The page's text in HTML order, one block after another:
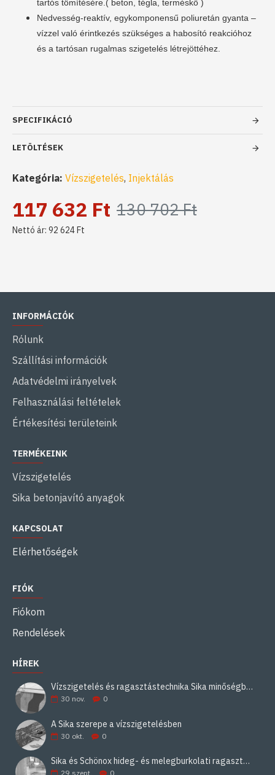
tartós tömítésére.( beton, tégla, terméskő )
Nedvesség-reaktív, egykomponensű poliuretán gyanta –
vízzel való érintkezés szükséges a habosító reakcióhoz
és a tartósan rugalmas szigetelés létrejöttéhez.
SPECIFIKÁCIÓ
LETÖLTÉSEK
Kategória: Vízszigetelés, Injektálás
117 632 Ft 130 702 Ft
Nettó ár: 92 624 Ft
INFORMÁCIÓK
Rólunk
Szállítási információk
Adatvédelmi irányelvek
Felhasználási feltételek
Értékesítési területeink
TERMÉKEINK
Vízszigetelés
Sika betonjavító anyagok
KAPCSOLAT
Elérhetőségek
FIÓK
Fiókom
Rendelések
HÍREK
Vízszigetelés és ragasztástechnika Sika minőségben
30 nov. 0
A Sika szerepe a vízszigetelésben
30 okt. 0
Sika és Schönox hideg- és melegburkolati ragasztási rendszerek
29 szept. 0